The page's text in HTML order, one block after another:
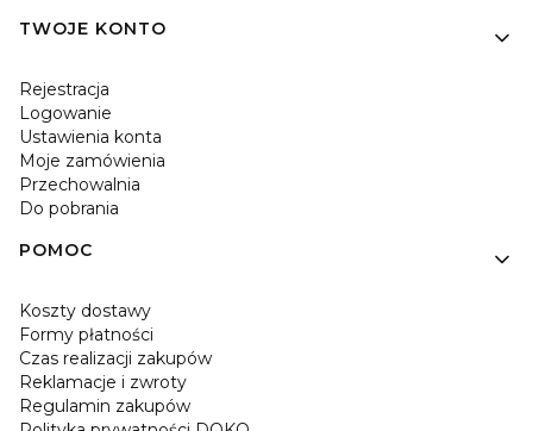
TWOJE KONTO
Rejestracja
Logowanie
Ustawienia konta
Moje zamówienia
Przechowalnia
Do pobrania
POMOC
Koszty dostawy
Formy płatności
Czas realizacji zakupów
Reklamacje i zwroty
Regulamin zakupów